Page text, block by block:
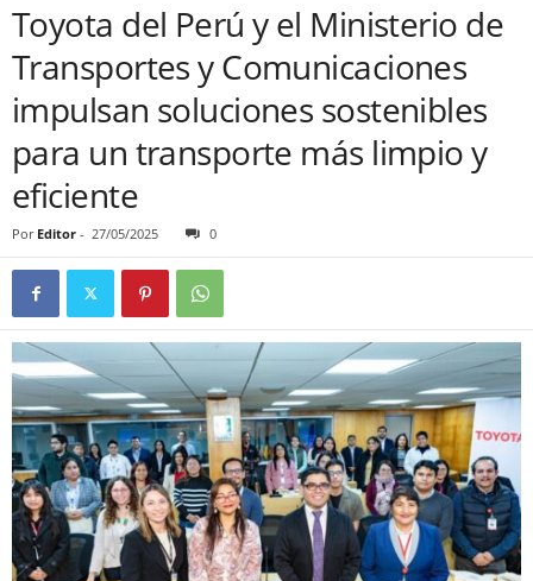
Toyota del Perú y el Ministerio de
Transportes y Comunicaciones
impulsan soluciones sostenibles
para un transporte más limpio y
eficiente
Por Editor - 27/05/2025 0